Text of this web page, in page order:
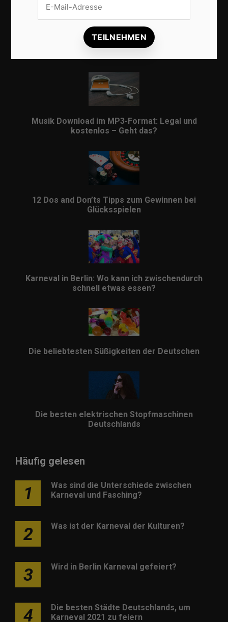
Veilig internationaal betalen met een IBAN: alles
Musik Download im MP3-Format: Legal und
kostenlos – Geht das?
12 Dos and Don’ts Tipps zum Gewinnen bei
Glücksspielen
Karneval in Berlin: Wo kann ich zwischendurch
schnell etwas essen?
Die beliebtesten Süßigkeiten der Deutschen
Die besten elektrischen Stopfmaschinen
Deutschlands
Häufig gelesen
1
Was sind die Unterschiede zwischen
Karneval und Fasching?
2 Was ist der Karneval der Kulturen?
3 Wird in Berlin Karneval gefeiert?
4
Die besten Städte Deutschlands, um
Karneval 2021 zu feiern